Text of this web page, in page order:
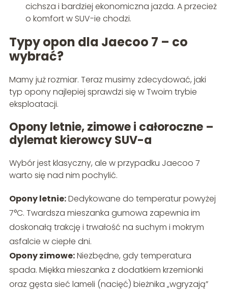
cichsza i bardziej ekonomiczna jazda. A przecież
o komfort w SUV-ie chodzi.
Typy opon dla Jaecoo 7 – co
wybrać?
Mamy już rozmiar. Teraz musimy zdecydować, jaki
typ opony najlepiej sprawdzi się w Twoim trybie
eksploatacji.
Opony letnie, zimowe i całoroczne –
dylemat kierowcy SUV-a
Wybór jest klasyczny, ale w przypadku Jaecoo 7
warto się nad nim pochylić.
Opony letnie:Dedykowane do temperatur powyżej
7°C. Twardsza mieszanka gumowa zapewnia im
doskonałą trakcję i trwałość na suchym i mokrym
asfalcie w ciepłe dni.
Opony zimowe:Niezbędne, gdy temperatura
spada. Miękka mieszanka z dodatkiem krzemionki
oraz gęsta sieć lameli (nacięć) bieżnika „wgryzają”